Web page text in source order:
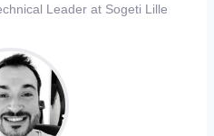
Leader at Sogeti Lille